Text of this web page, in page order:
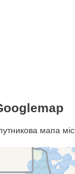
мапа